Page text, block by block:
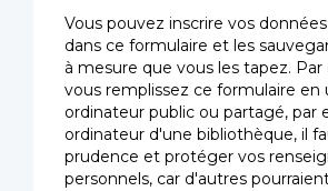
Vous pouvez inscrire vos
dans ce formulaire et les
à mesure que vous les tapez. Par
vous remplissez ce formulaire en
ordinateur public ou partagé, par
ordinateur d'une bibliothèque, il
prudence et protéger vos
personnels, car d'autres